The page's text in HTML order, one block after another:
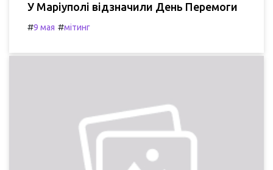
У Маріуполі відзначили День Перемоги
#9 мая #мітинг